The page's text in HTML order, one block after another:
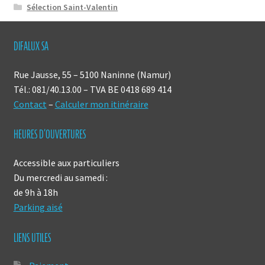
Sélection Saint-Valentin
DIFALUX SA
Rue Jausse, 55 – 5100 Naninne (Namur)
Tél.: 081/40.13.00 – TVA BE 0418 689 414
Contact – Calculer mon itinéraire
HEURES D’OUVERTURES
Accessible aux particuliers
Du mercredi au samedi :
de 9h à 18h
Parking aisé
LIENS UTILES